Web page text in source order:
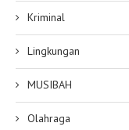
Kriminal
Lingkungan
MUSIBAH
Olahraga